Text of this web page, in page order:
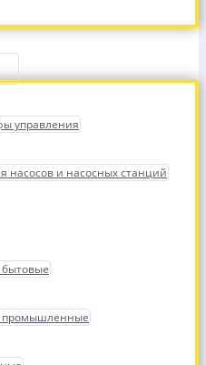
управления
насосов и насосных станций
промышленные